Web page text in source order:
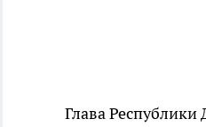
Глава Республики